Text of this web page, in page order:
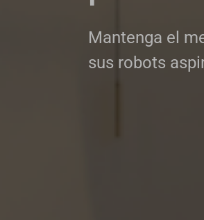
Mantenga el
sus robots